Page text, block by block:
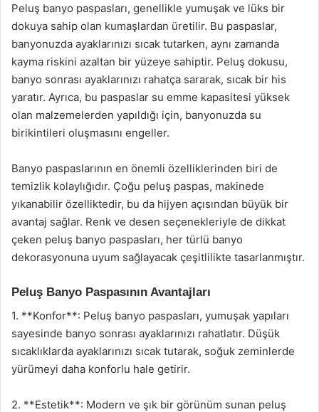
Peluş banyo paspasları, genellikle yumuşak ve lüks bir
dokuya sahip olan kumaşlardan üretilir. Bu paspaslar,
banyonuzda ayaklarınızı sıcak tutarken, aynı zamanda
kayma riskini azaltan bir yüzeye sahiptir. Peluş dokusu,
banyo sonrası ayaklarınızı rahatça sararak, sıcak bir his
yaratır. Ayrıca, bu paspaslar su emme kapasitesi yüksek
olan malzemelerden yapıldığı için, banyonuzda su
birikintileri oluşmasını engeller.
Banyo paspaslarının en önemli özelliklerinden biri de
temizlik kolaylığıdır. Çoğu peluş paspas, makinede
yıkanabilir özelliktedir, bu da hijyen açısından büyük bir
avantaj sağlar. Renk ve desen seçenekleriyle de dikkat
çeken peluş banyo paspasları, her türlü banyo
dekorasyonuna uyum sağlayacak çeşitlilikte tasarlanmıştır.
Peluş Banyo Paspasının Avantajları
1. **Konfor**: Peluş banyo paspasları, yumuşak yapıları
sayesinde banyo sonrası ayaklarınızı rahatlatır. Düşük
sıcaklıklarda ayaklarınızı sıcak tutarak, soğuk zeminlerde
yürümeyi daha konforlu hale getirir.
2. **Estetik**: Modern ve şık bir görünüm sunan peluş